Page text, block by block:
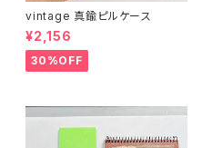
vintage 真鍮ピルケース
¥2,156
30%OFF